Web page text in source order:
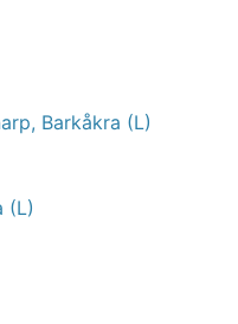
Barkåkra (L)
(L)